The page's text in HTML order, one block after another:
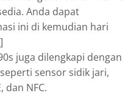
Anda dapat
ini di kemudian hari
juga dilengkapi dengan
sensor sidik jari,
dan NFC.